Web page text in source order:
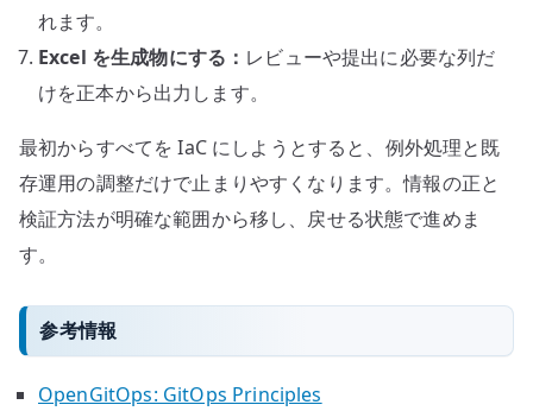
れます。
Excel を生成物にする： レビューや提出に必要な列だ
けを正本から出力します。
最初からすべてを IaC にしようとすると、例外処理と既
存運用の調整だけで止まりやすくなります。情報の正と
検証方法が明確な範囲から移し、戻せる状態で進めま
す。
参考情報
OpenGitOps: GitOps Principles